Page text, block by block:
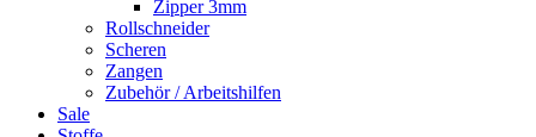
Zipper 3mm
Rollschneider
Scheren
Zangen
Zubehör / Arbeitshilfen
Sale